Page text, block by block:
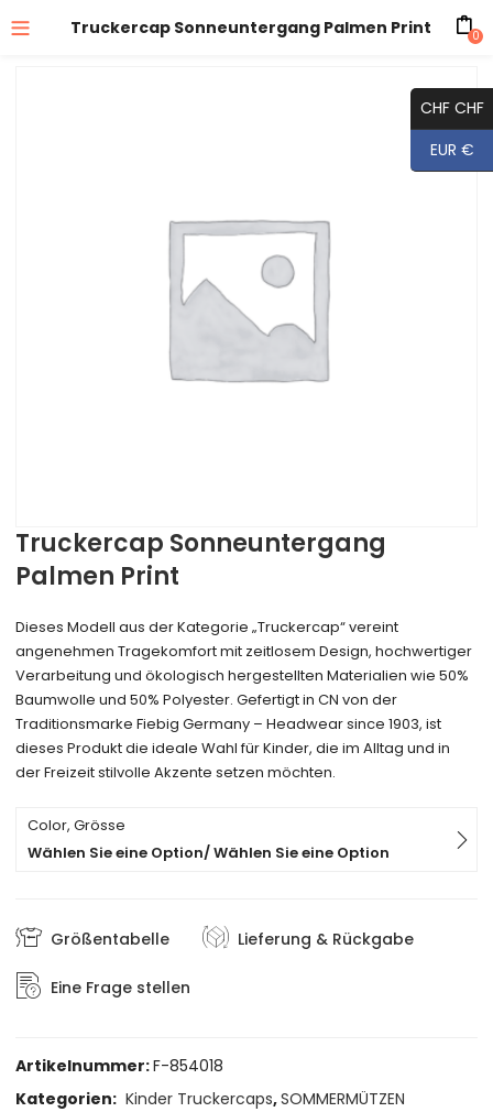
Truckercap Sonneuntergang Palmen Print 0
Truckercap Sonneuntergang
Palmen Print
Dieses Modell aus der Kategorie „Truckercap“ vereint
angenehmen Tragekomfort mit zeitlosem Design, hochwertiger
Verarbeitung und ökologisch hergestellten Materialien wie 50%
Baumwolle und 50% Polyester. Gefertigt in CN von der
Traditionsmarke Fiebig Germany – Headwear since 1903, ist
dieses Produkt die ideale Wahl für Kinder, die im Alltag und in
der Freizeit stilvolle Akzente setzen möchten.
Color, Grösse
Wählen Sie eine Option/ Wählen Sie eine Option
Größentabelle Lieferung & Rückgabe
Eine Frage stellen
Artikelnummer:F-854018
Kategorien: Kinder Truckercaps,SOMMERMÜTZEN
CHF CHF
EUR €